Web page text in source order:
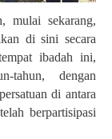
mulai sekarang,
di sini secara
ibadah ini,
tahun, dengan
di antara
berpartisipasi